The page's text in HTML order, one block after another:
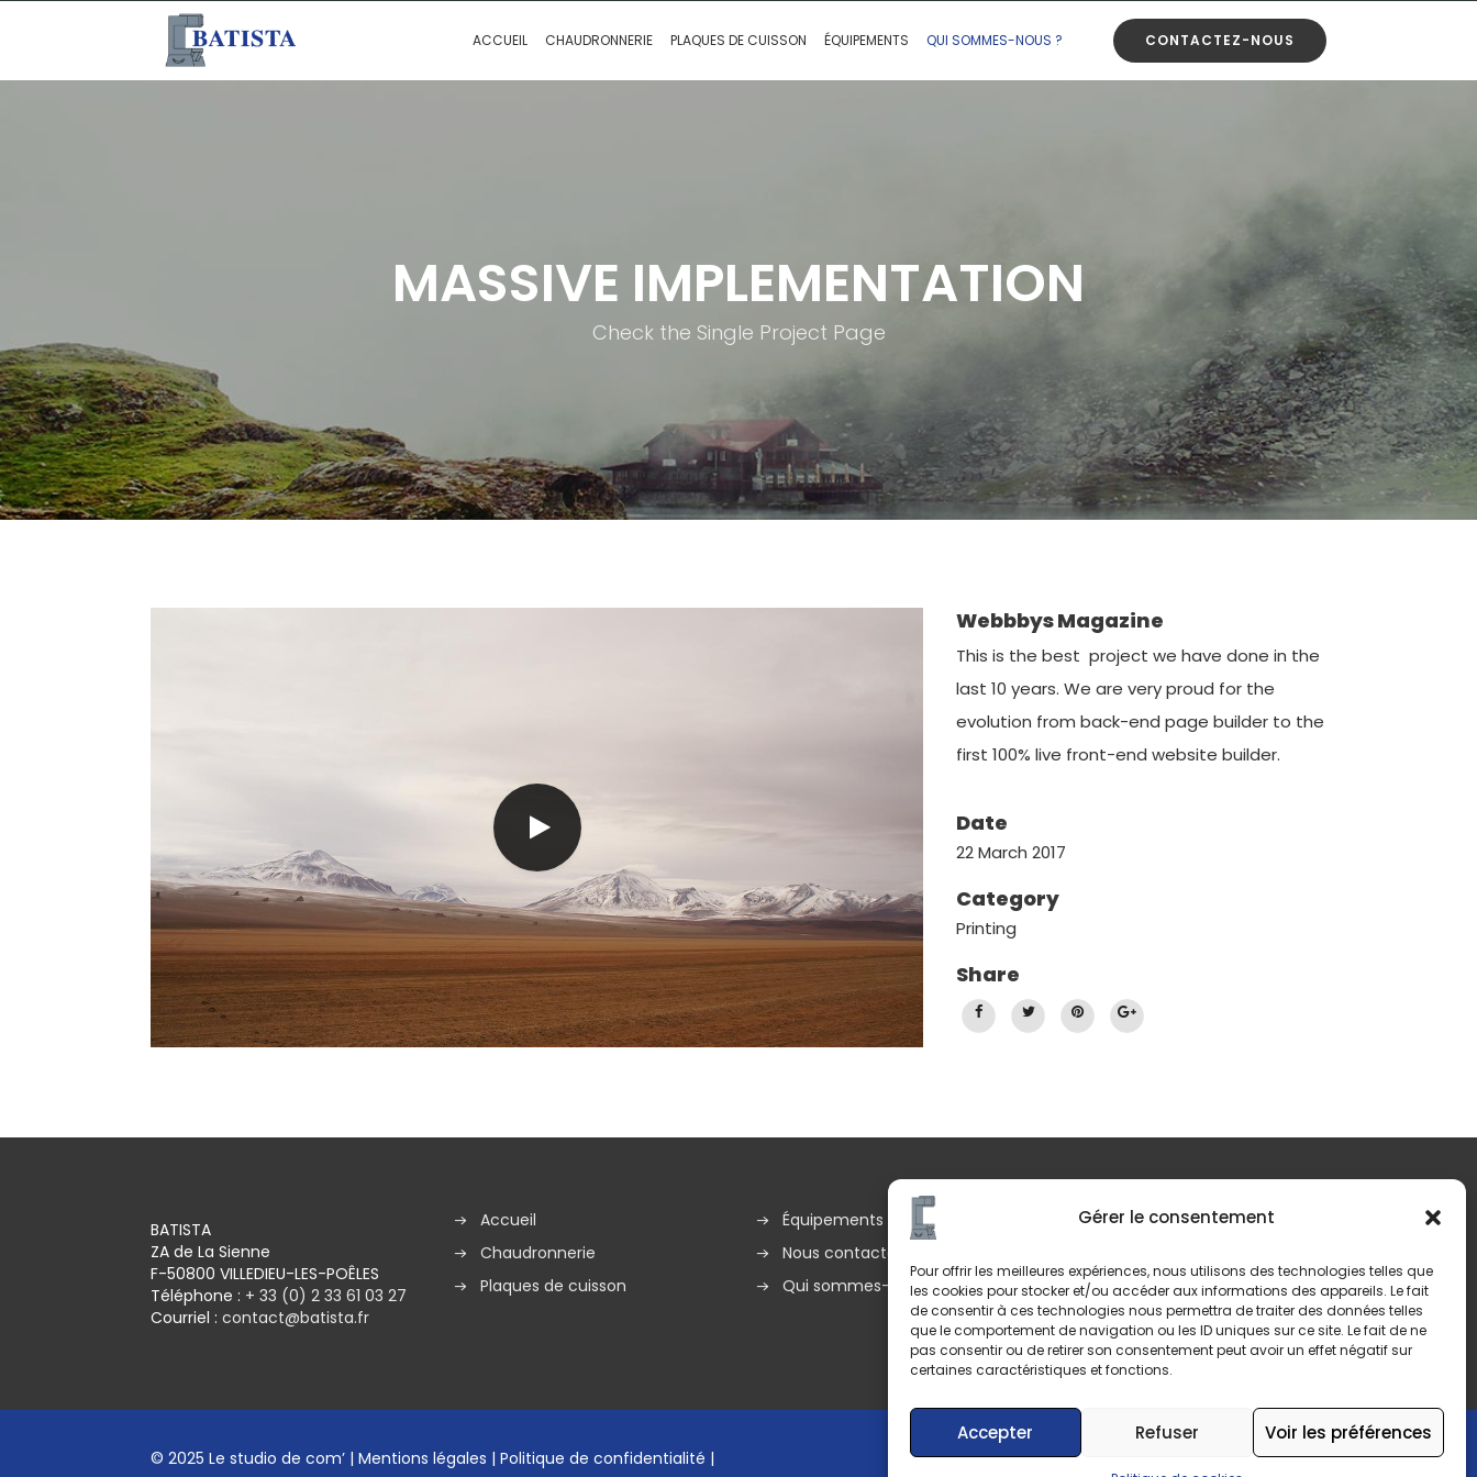
Gérer le consentement
Pour offrir les meilleures expériences, nous utilisons des technologies telles que
les cookies pour stocker et/ou accéder aux informations des appareils. Le fait
de consentir à ces technologies nous permettra de traiter des données telles
que le comportement de navigation ou les ID uniques sur ce site. Le fait de ne
pas consentir ou de retirer son consentement peut avoir un effet négatif sur
certaines caractéristiques et fonctions.
Accepter Refuser Voir les préférences
ACCUEIL CHAUDRONNERIE PLAQUES DE CUISSON ÉQUIPEMENTS QUI SOMMES-NOUS ? CONTACTEZ-NOUS
MASSIVE IMPLEMENTATION
Check the Single Project Page
Webbbys Magazine
This is the best project we have done in the
last 10 years. We are very proud for the
evolution from back-end page builder to the
first 100% live front-end website builder.
Date
22 March 2017
Category
Printing
Share
BATISTA
ZA de La Sienne
F-50800 VILLEDIEU-LES-POÊLES
Téléphone : + 33 (0) 2 33 61 03 27
Courriel : contact@batista.fr
Accueil
Chaudronnerie
Plaques de cuisson
Équipements
Nous contacter
Qui sommes-nous ?
© 2025 Le studio de com’ | Mentions légales | Politique de confidentialité |